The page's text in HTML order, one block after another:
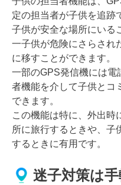
定の担当者が子供を追跡
子供が安全な場所にいる
一子供が危険にさらされ
に移すことができます。
一部のGPS発信機には電
者機能を介して子供とコ
できます。
この機能は特に、外出時
所に旅行するときや、子
するときに有用です。
迷子対策は